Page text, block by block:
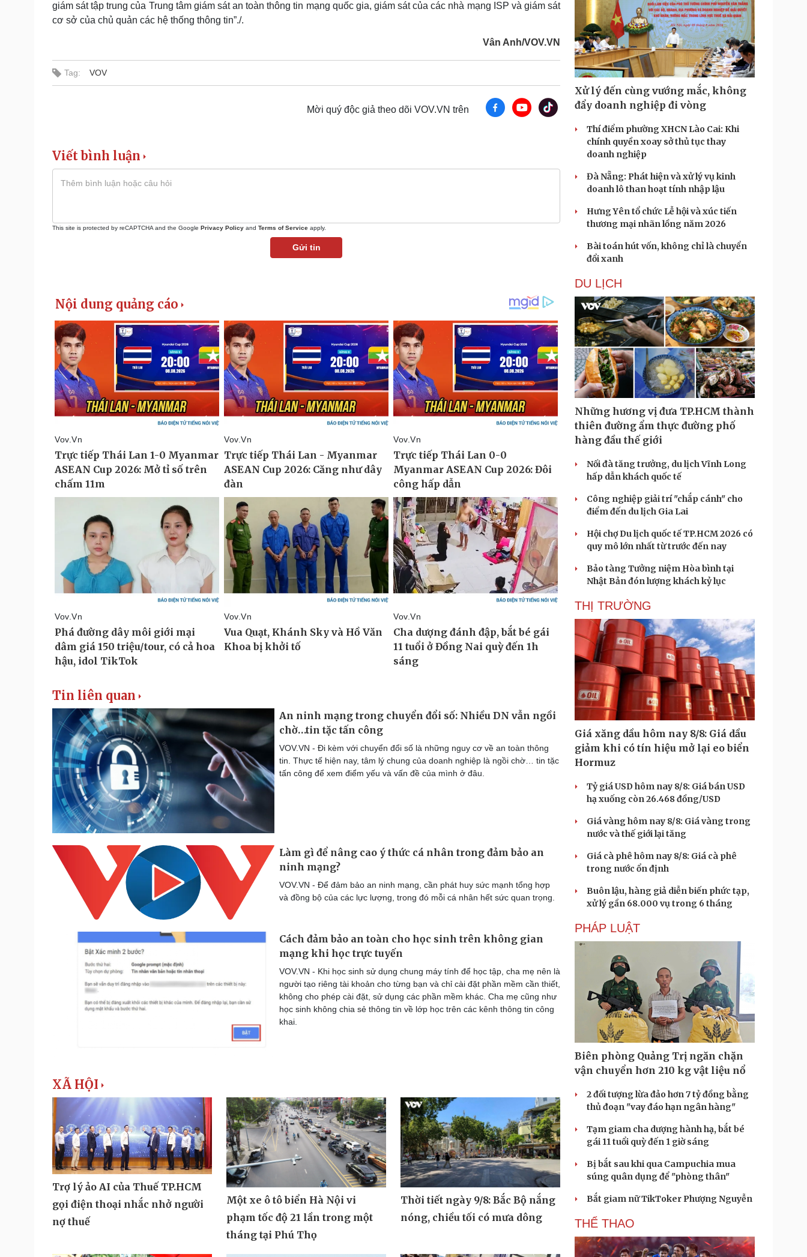
giám sát tập trung của Trung tâm giám sát an toàn thông tin mạng quốc gia, giám sát của các nhà mạng ISP và giám sát
cơ sở của chủ quản các hệ thống thông tin”./.
Vân Anh/VOV.VN
Tag: VOV
Mời quý độc giả theo dõi VOV.VN trên
Viết bình luận
This site is protected by reCAPTCHA and the Google Privacy Policy and Terms of Service apply.
Gửi tin
Tin liên quan
An ninh mạng trong chuyển đổi số: Nhiều DN vẫn ngồi
chờ…tin tặc tấn công
VOV.VN - Đi kèm với chuyển đổi số là những nguy cơ về an toàn thông
tin. Thực tế hiện nay, tâm lý chung của doanh nghiệp là ngồi chờ… tin tặc
tấn công để xem điểm yếu và vấn đề của mình ở đâu.
Làm gì để nâng cao ý thức cá nhân trong đảm bảo an
ninh mạng?
VOV.VN - Để đảm bảo an ninh mạng, cần phát huy sức mạnh tổng hợp
và đồng bộ của các lực lượng, trong đó mỗi cá nhân hết sức quan trọng.
Cách đảm bảo an toàn cho học sinh trên không gian
mạng khi học trực tuyến
VOV.VN - Khi học sinh sử dụng chung máy tính để học tập, cha mẹ nên là
người tạo riêng tài khoản cho từng bạn và chỉ cài đặt phần mềm cần thiết,
không cho phép cài đặt, sử dụng các phần mềm khác. Cha mẹ cũng như
học sinh không chia sẻ thông tin về lớp học trên các kênh thông tin công
khai.
XÃ HỘI
Trợ lý ảo AI của Thuế TP.HCM
gọi điện thoại nhắc nhở người
nợ thuế
Một xe ô tô biển Hà Nội vi
phạm tốc độ 21 lần trong một
tháng tại Phú Thọ
Thời tiết ngày 9/8: Bắc Bộ nắng
nóng, chiều tối có mưa dông
Xử lý đến cùng vướng mắc, không
đẩy doanh nghiệp đi vòng
Thí điểm phường XHCN Lào Cai: Khi
chính quyền xoay sở thủ tục thay
doanh nghiệp
Đà Nẵng: Phát hiện và xử lý vụ kinh
doanh lô than hoạt tính nhập lậu
Hưng Yên tổ chức Lễ hội và xúc tiến
thương mại nhãn lồng năm 2026
Bài toán hút vốn, không chỉ là chuyển
đổi xanh
DU LỊCH
Những hương vị đưa TP.HCM thành
thiên đường ẩm thực đường phố
hàng đầu thế giới
Nối đà tăng trưởng, du lịch Vĩnh Long
hấp dẫn khách quốc tế
Công nghiệp giải trí "chắp cánh" cho
điểm đến du lịch Gia Lai
Hội chợ Du lịch quốc tế TP.HCM 2026 có
quy mô lớn nhất từ trước đến nay
Bảo tàng Tưởng niệm Hòa bình tại
Nhật Bản đón lượng khách kỷ lục
THỊ TRƯỜNG
Giá xăng dầu hôm nay 8/8: Giá dầu
giảm khi có tín hiệu mở lại eo biển
Hormuz
Tỷ giá USD hôm nay 8/8: Giá bán USD
hạ xuống còn 26.468 đồng/USD
Giá vàng hôm nay 8/8: Giá vàng trong
nước và thế giới lại tăng
Giá cà phê hôm nay 8/8: Giá cà phê
trong nước ổn định
Buôn lậu, hàng giả diễn biến phức tạp,
xử lý gần 68.000 vụ trong 6 tháng
PHÁP LUẬT
Biên phòng Quảng Trị ngăn chặn
vận chuyển hơn 210 kg vật liệu nổ
2 đối tượng lừa đảo hơn 7 tỷ đồng bằng
thủ đoạn "vay đáo hạn ngân hàng"
Tạm giam cha dượng hành hạ, bắt bé
gái 11 tuổi quỳ đến 1 giờ sáng
Bị bắt sau khi qua Campuchia mua
súng quân dụng để "phòng thân"
Bắt giam nữ TikToker Phượng Nguyễn
THỂ THAO